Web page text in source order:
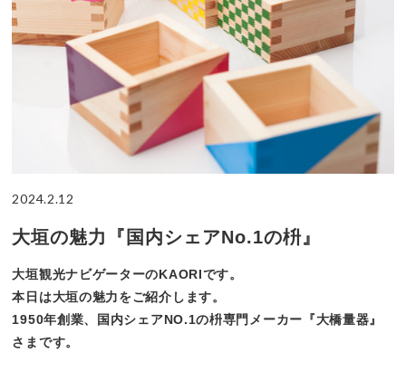
2024.2.12
大垣の魅力『国内シェアNo.1の枡』
大垣観光ナビゲーターのKAORIです。
本日は大垣の魅力をご紹介します。
1950年創業、国内シェアNO.1の枡専門メーカー『大橋量器』
さまです。